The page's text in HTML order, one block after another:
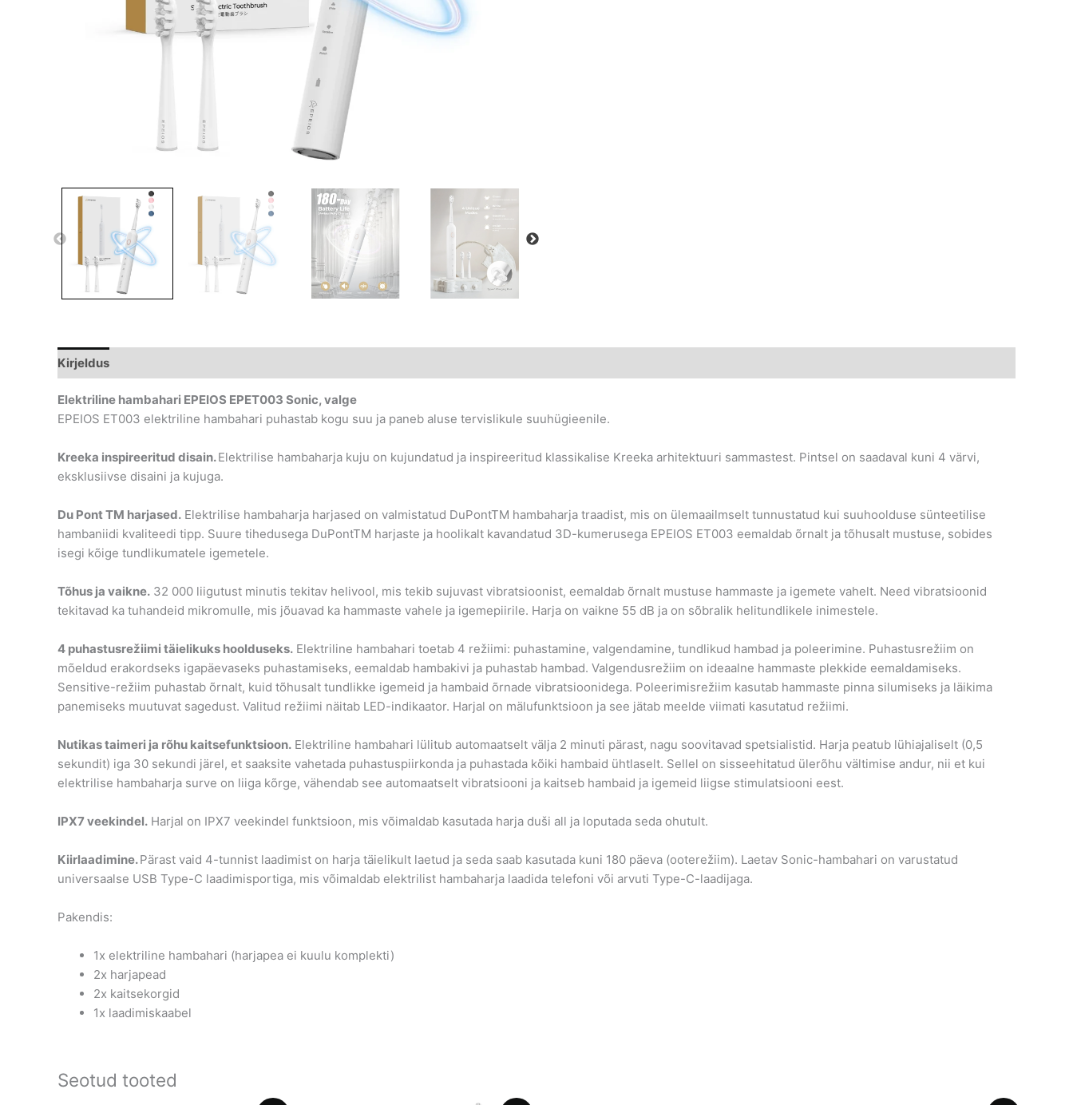
Kirjeldus
Elektriline hambahari EPEIOS EPET003 Sonic, valge
EPEIOS ET003 elektriline hambahari puhastab kogu suu ja paneb aluse tervislikule suuhügieenile.
Kreeka inspireeritud disain.Elektrilise hambaharja kuju on kujundatud ja inspireeritud klassikalise Kreeka arhitektuuri sammastest. Pintsel on saadaval kuni 4 värvi,
eksklusiivse disaini ja kujuga.
Du Pont TM harjased. Elektrilise hambaharja harjased on valmistatud DuPontTM hambaharja traadist, mis on ülemaailmselt tunnustatud kui suuhoolduse sünteetilise
hambaniidi kvaliteedi tipp. Suure tihedusega DuPontTM harjaste ja hoolikalt kavandatud 3D-kumerusega EPEIOS ET003 eemaldab õrnalt ja tõhusalt mustuse, sobides
isegi kõige tundlikumatele igemetele.
Tõhus ja vaikne. 32 000 liigutust minutis tekitav helivool, mis tekib sujuvast vibratsioonist, eemaldab õrnalt mustuse hammaste ja igemete vahelt. Need vibratsioonid
tekitavad ka tuhandeid mikromulle, mis jõuavad ka hammaste vahele ja igemepiirile. Harja on vaikne 55 dB ja on sõbralik helitundlikele inimestele.
4 puhastusrežiimi täielikuks hoolduseks. Elektriline hambahari toetab 4 režiimi: puhastamine, valgendamine, tundlikud hambad ja poleerimine. Puhastusrežiim on
mõeldud erakordseks igapäevaseks puhastamiseks, eemaldab hambakivi ja puhastab hambad. Valgendusrežiim on ideaalne hammaste plekkide eemaldamiseks.
Sensitive-režiim puhastab õrnalt, kuid tõhusalt tundlikke igemeid ja hambaid õrnade vibratsioonidega. Poleerimisrežiim kasutab hammaste pinna silumiseks ja läikima
panemiseks muutuvat sagedust. Valitud režiimi näitab LED-indikaator. Harjal on mälufunktsioon ja see jätab meelde viimati kasutatud režiimi.
Nutikas taimeri ja rõhu kaitsefunktsioon. Elektriline hambahari lülitub automaatselt välja 2 minuti pärast, nagu soovitavad spetsialistid. Harja peatub lühiajaliselt (0,5
sekundit) iga 30 sekundi järel, et saaksite vahetada puhastuspiirkonda ja puhastada kõiki hambaid ühtlaselt. Sellel on sisseehitatud ülerõhu vältimise andur, nii et kui
elektrilise hambaharja surve on liiga kõrge, vähendab see automaatselt vibratsiooni ja kaitseb hambaid ja igemeid liigse stimulatsiooni eest.
IPX7 veekindel. Harjal on IPX7 veekindel funktsioon, mis võimaldab kasutada harja duši all ja loputada seda ohutult.
Kiirlaadimine.Pärast vaid 4-tunnist laadimist on harja täielikult laetud ja seda saab kasutada kuni 180 päeva (ooterežiim). Laetav Sonic-hambahari on varustatud
universaalse USB Type-C laadimisportiga, mis võimaldab elektrilist hambaharja laadida telefoni või arvuti Type-C-laadijaga.
Pakendis:
1x elektriline hambahari (harjapea ei kuulu komplekti)
2x harjapead
2x kaitsekorgid
1x laadimiskaabel
Seotud tooted